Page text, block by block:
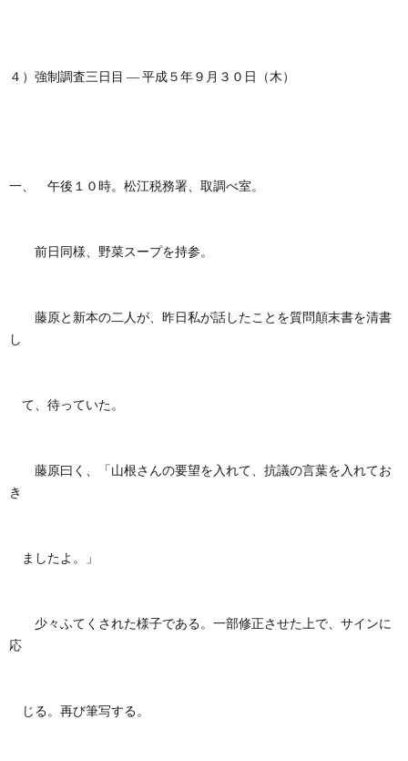
４）強制調査三日目 ― 平成５年９月３０日（木）
一、 午後１０時。松江税務署、取調べ室。
前日同様、野菜スープを持参。
藤原と新本の二人が、昨日私が話したことを質問顛末書を清書
し
て、待っていた。
藤原曰く、「山根さんの要望を入れて、抗議の言葉を入れてお
き
ましたよ。」
少々ふてくされた様子である。一部修正させた上で、サインに
応
じる。再び筆写する。